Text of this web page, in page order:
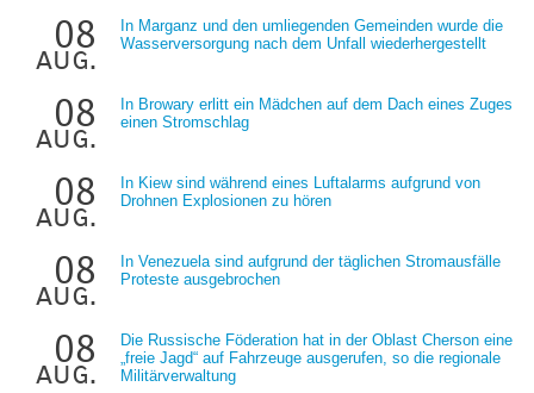
08
aug.
In Marganz und den umliegenden Gemeinden wurde die
Wasserversorgung nach dem Unfall wiederhergestellt
08
aug.
In Browary erlitt ein Mädchen auf dem Dach eines Zuges
einen Stromschlag
08
aug.
In Kiew sind während eines Luftalarms aufgrund von
Drohnen Explosionen zu hören
08
aug.
In Venezuela sind aufgrund der täglichen Stromausfälle
Proteste ausgebrochen
08
aug.
Die Russische Föderation hat in der Oblast Cherson eine
„freie Jagd“ auf Fahrzeuge ausgerufen, so die regionale
Militärverwaltung